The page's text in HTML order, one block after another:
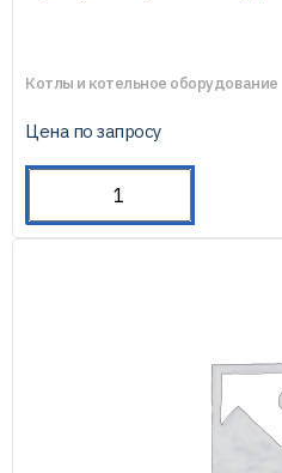
Котлы и котельное оборудование
Цена по запросу